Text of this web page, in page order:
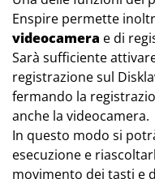
Enspire permette
videocamera e di
Sarà sufficiente
registrazione sul
fermando la
anche la videocamera.
In questo modo si
esecuzione e
movimento dei tasti e